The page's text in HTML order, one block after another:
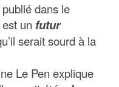
dans le
un futur
serait sourd à la
Le Pen explique